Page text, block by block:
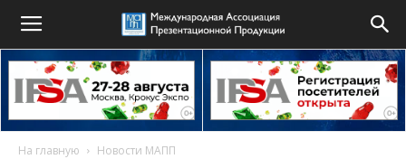
На главную Новости МАПП